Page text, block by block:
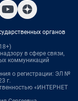
органов
в сфере связи,
коммуникаций
о регистрации: ЭЛ №
г.
«ИНТЕРНЕТ